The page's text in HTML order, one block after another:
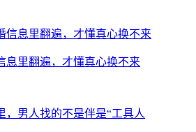
息里翻遍，才懂真心换不来